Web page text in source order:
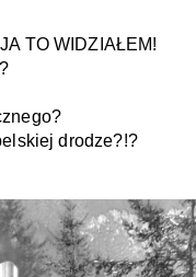
TO WIDZIAŁEM!
drodze?!?